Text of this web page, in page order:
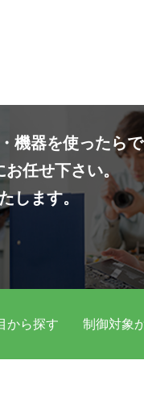
機器を使ったらで
任せ下さい。
します。
から探す 制御対象